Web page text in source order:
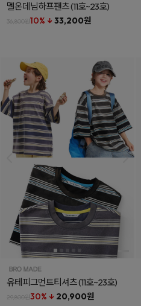
멜온데님하프팬츠(11호~23호)
36,800원10% ↓ 33,200원
유테피그먼트티셔츠(11호~23호)
29,800원30% ↓ 20,900원